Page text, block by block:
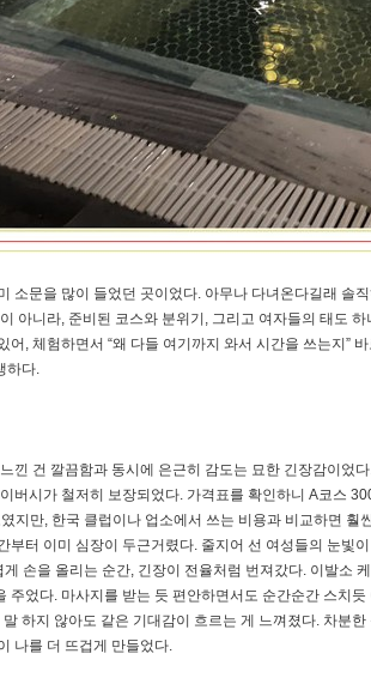
소문을 많이 들었던 곳이었다. 아무나 다녀온다길래 솔
아니라, 준비된 코스와 분위기, 그리고 여자들의 태도
어, 체험하면서 “왜 다들 여기까지 와서 시간을 쓰는지”
하다.
낀 건 깔끔함과 동시에 은근히 감도는 묘한 긴장감이었
버시가 철저히 보장되었다. 가격표를 확인하니 A코스
지만, 한국 클럽이나 업소에서 쓰는 비용과 비교하면 훨
부터 이미 심장이 두근거렸다. 줄지어 선 여성들의 눈빛
손을 올리는 순간, 긴장이 전율처럼 번져갔다. 이발소
주었다. 마사지를 받는 듯 편안하면서도 순간순간 스치
하지 않아도 같은 기대감이 흐르는 게 느껴졌다. 차분
나를 더 뜨겁게 만들었다.